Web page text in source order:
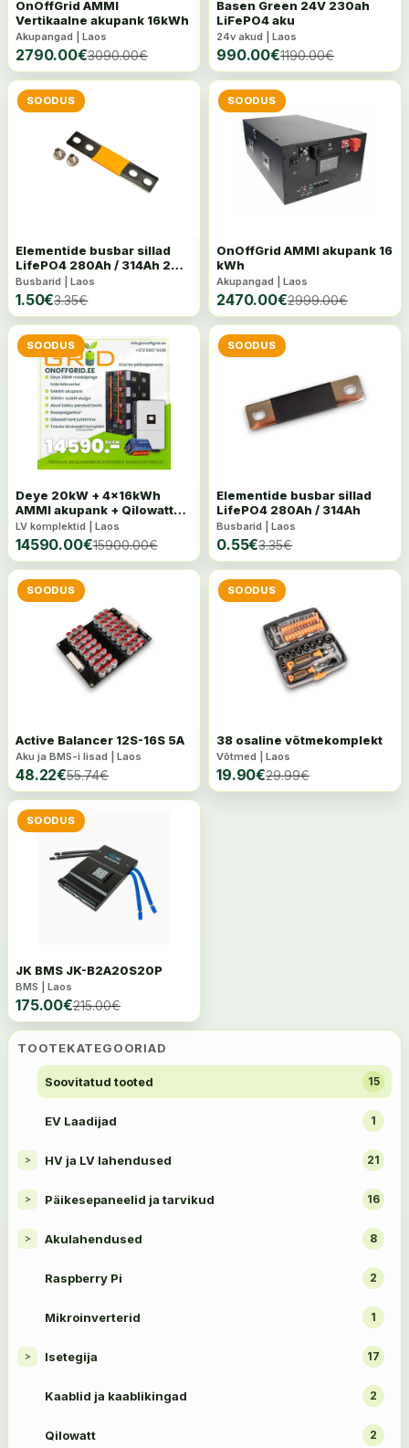
TOOTEKATEGOORIAD
Soovitatud tooted 15
EV Laadijad 1
> HV ja LV lahendused 21
> Päikesepaneelid ja tarvikud 16
> Akulahendused 8
Raspberry Pi 2
Mikroinverterid 1
> Isetegija 17
Kaablid ja kaablikingad 2
Qilowatt 2
OnOffGrid AMMI
Vertikaalne akupank 16kWh
Akupangad | Laos
2790.00€3090.00€
Basen Green 24V 230ah
LiFePO4 aku
24v akud | Laos
990.00€1190.00€
SOODUS
Elementide busbar sillad
LifePO4 280Ah / 314Ah 2
auku
Busbarid | Laos
1.50€3.35€
SOODUS
OnOffGrid AMMI akupank 16
kWh
Akupangad | Laos
2470.00€2999.00€
SOODUS
Deye 20kW + 4x16kWh
AMMI akupank + Qilowatt
Modbus R2
LV komplektid | Laos
14590.00€15900.00€
SOODUS
Elementide busbar sillad
LifePO4 280Ah / 314Ah
Busbarid | Laos
0.55€3.35€
SOODUS
Active Balancer 12S-16S 5A
Aku ja BMS-i lisad | Laos
48.22€55.74€
SOODUS
38 osaline võtmekomplekt
Võtmed | Laos
19.90€29.99€
SOODUS
JK BMS JK-B2A20S20P
BMS | Laos
175.00€215.00€